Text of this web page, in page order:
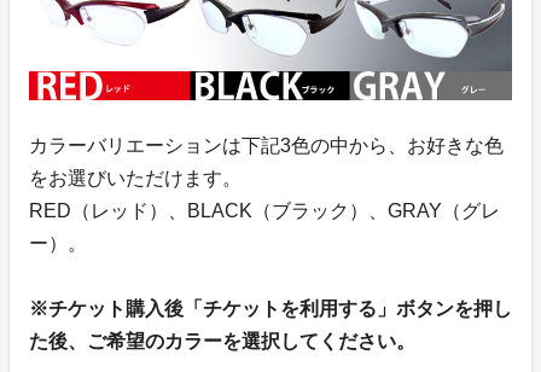
カラーバリエーションは下記3色の中から、お好きな色
をお選びいただけます。
RED（レッド）、BLACK（ブラック）、GRAY（グレ
ー）。
※チケット購入後「チケットを利用する」ボタンを押し
た後、ご希望のカラーを選択してください。